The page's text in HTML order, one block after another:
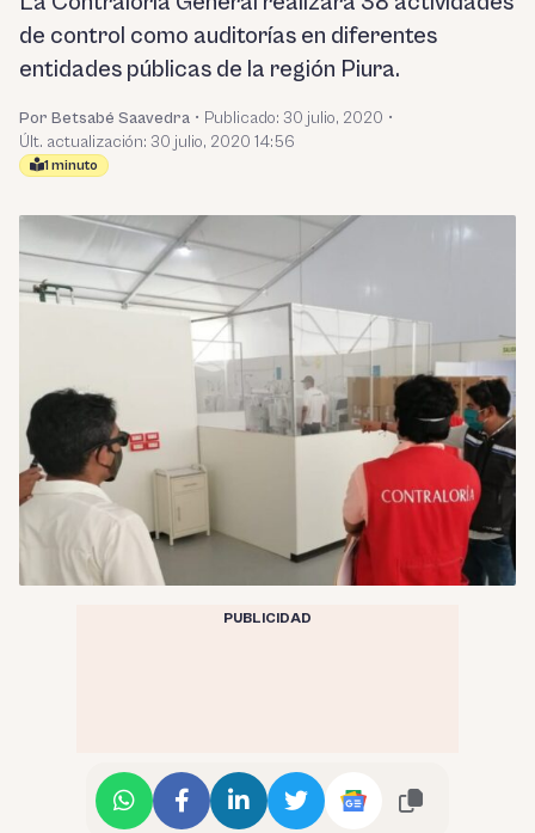
de control como auditorías en diferentes
entidades públicas de la región Piura.
Por Betsabé Saavedra • Publicado: 30 julio, 2020 •
Últ. actualización: 30 julio, 2020 14:56
1 minuto
PUBLICIDAD